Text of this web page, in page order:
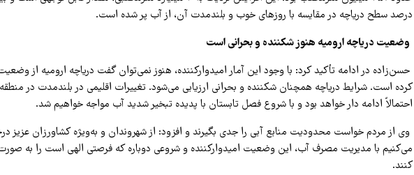
درصد سطح دریاچه در مقایسه با روزهای خوب و بلندمدت آن، از آب پر شده است.
وضعیت دریاچه ارومیه هنوز شکننده و بحرانی است
حسن‌زاده در ادامه تأکید کرد: با وجود این آمار امیدوارکننده، هنوز نمی‌توان گفت دریاچه ارومیه از
کرده است. شرایط دریاچه همچنان شکننده و بحرانی ارزیابی می‌شود. تغییرات اقلیمی در بلندمدت در
احتمالاً ادامه دار خواهد بود و با شروع فصل تابستان با پدیده تبخیر شدید آب مواجه خواهیم شد.
وی از مردم خواست محدودیت منابع آبی را جدی بگیرند و افزود: از شهروندان و به‌ویژه کشاورزان عزیز
می‌کنیم با مدیریت مصرف آب، این وضعیت امیدوارکننده و شروعی دوباره که فرصتی الهی است را به
کنند.